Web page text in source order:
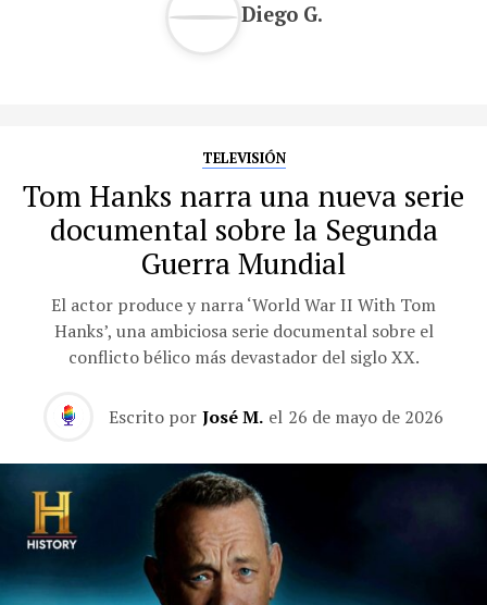
Diego G.
TELEVISIÓN
Tom Hanks narra una nueva serie
documental sobre la Segunda
Guerra Mundial
El actor produce y narra ‘World War II With Tom
Hanks’, una ambiciosa serie documental sobre el
conflicto bélico más devastador del siglo XX.
Escrito por José M. el 26 de mayo de 2026